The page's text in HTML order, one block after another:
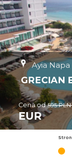
Ayia Napa
GRECIAN
Cena od 595
EUR